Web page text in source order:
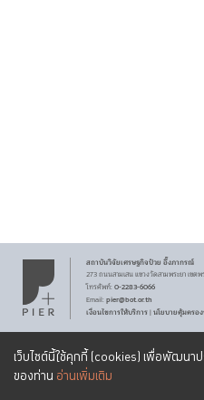
เว็บไซต์นี้ใช้คุกกี้ (cookies) เพื่อพัฒนา
ของท่าน อ่านเพิ่มเติม
สถาบันวิจัยเศรษฐกิจป๋วย อึ๊งภากรณ์
273 ถนนสามเสนแขวงวัดสามพระยาเขต
โทรศัพท์: 0-2283-6066
Email: pier@bot.or.th
เงื่อนไขการให้บริการ|นโยบายคุ้มครอ
เอกสารเผยแพร่ทุกชิ้นสงวนสิทธิ์ภายใต้สัญญาอนุญาตCreative
Attribution-NonCommercial-ShareAlike 3.0 Unported